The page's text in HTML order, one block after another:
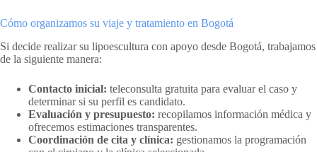
Cómo organizamos su viaje y tratamiento en Bogotá
Si decide realizar su lipoescultura con apoyo desde Bogotá, trabajamos
de la siguiente manera:
Contacto inicial: teleconsulta gratuita para evaluar el caso y
determinar si su perfil es candidato.
Evaluación y presupuesto: recopilamos información médica y
ofrecemos estimaciones transparentes.
Coordinación de cita y clínica: gestionamos la programación